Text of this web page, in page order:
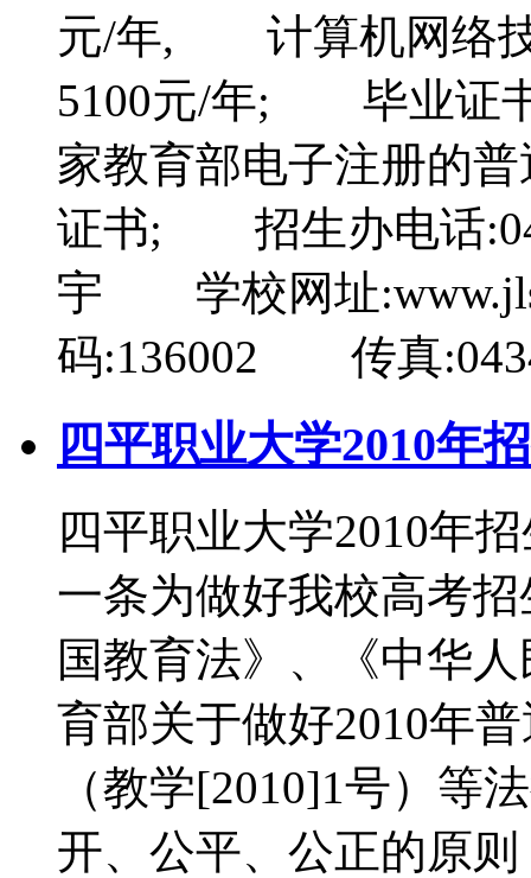
元/年, 计算机网络技
5100元/年; 毕业证书
家教育部电子注册的
证书; 招生办电话
宇 学校网址
码:136002 传真
四平职业大学2010年
四平职业大学2010
一条为做好我校高考
国教育法》、《中华
育部关于做好2010年
（教学[2010]1号）等
开、公平、公正的原